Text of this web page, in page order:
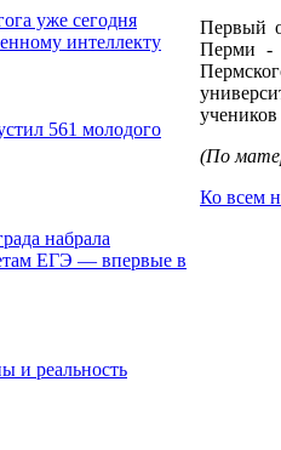
уже сегодня
интеллекту
561 молодого
набрала
ЕГЭ — впервые в
и реальность
Первый
Перми -
(По
Ко всем